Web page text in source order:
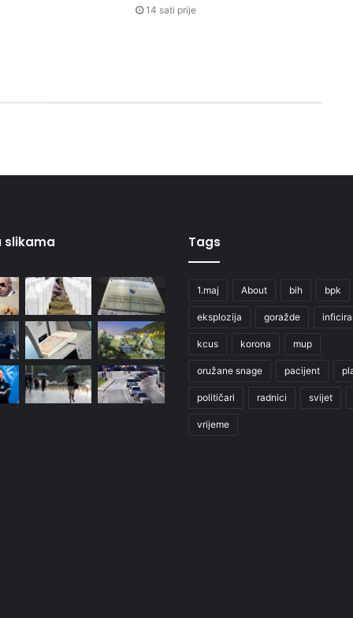
14 sati prije
slikama Tags
1.maj About bih bpk
eksplozija goražde
kcus korona mup
oružane snage pacijent
političari radnici svijet
vrijeme